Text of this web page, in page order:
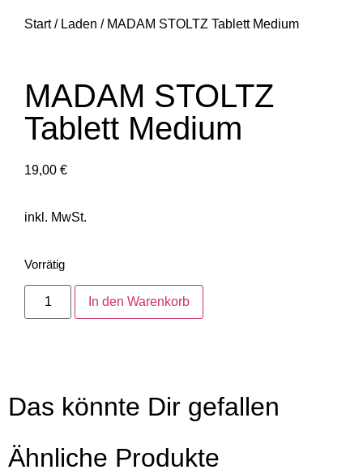
Start/ Laden / MADAM STOLTZ Tablett Medium
MADAM STOLTZ
Tablett Medium
19,00 €
inkl. MwSt.
Vorrätig
In den Warenkorb
Das könnte Dir gefallen
Ähnliche Produkte